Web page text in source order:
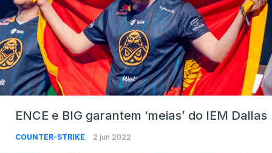
ENCE e BIG garantem ‘meias’ do IEM Dallas
COUNTER-STRIKE 2 jun 2022